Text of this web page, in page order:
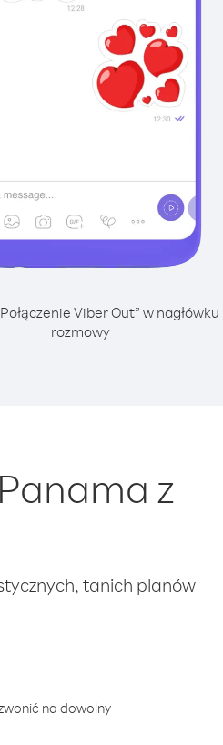
Viber Out” w nagłówku
rozmowy
z
tanich planów
na dowolny